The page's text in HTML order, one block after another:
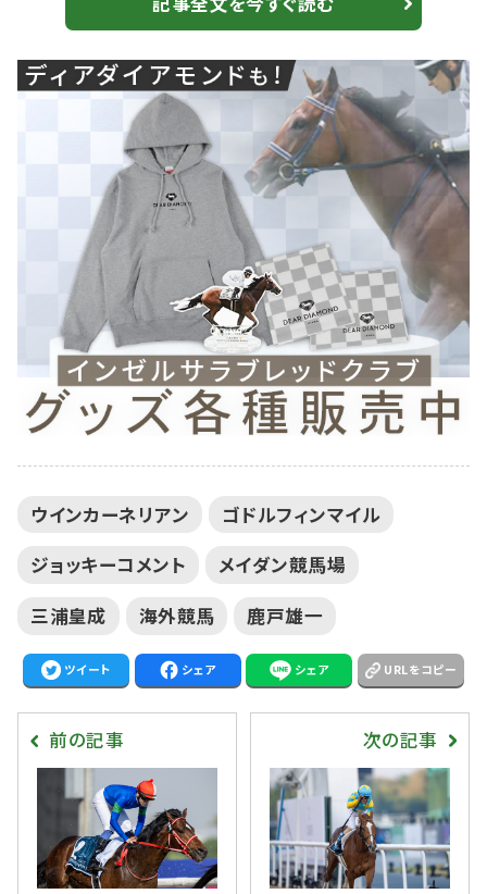
ール前で失速し敗退。2着にはローオブピース（セ6・首・
R.マレン）、3着にアトレティコエルクラーノ（牡6・鵜・A.ペ
レイラ）が入った。勝ちタイムは1:35.71（良）。 日本...
ウインカーネリアン
ゴドルフィンマイル
ジョッキーコメント
メイダン競馬場
三浦皇成
海外競馬 鹿戸雄一
ツイート シェア シェア URLをコピー
前の記事 次の記事